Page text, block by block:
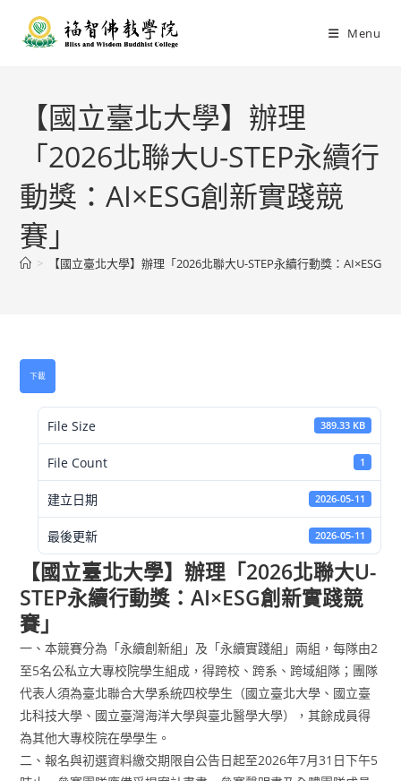
Menu
【國立臺北大學】辦理
「2026北聯大U-STEP永續行
動獎：AI×ESG創新實踐競
賽」
> 【國立臺北大學】辦理「2026北聯大U-STEP永續行動獎：AI×ESG創
下載
File Size 389.33 KB
File Count 1
建立日期 2026-05-11
最後更新 2026-05-11
【國立臺北大學】辦理「2026北聯大U-
STEP永續行動獎：AI×ESG創新實踐競
賽」
一、本競賽分為「永續創新組」及「永續實踐組」兩組，每隊由2
至5名公私立大專校院學生組成，得跨校、跨系、跨域組隊；團隊
代表人須為臺北聯合大學系統四校學生（國立臺北大學、國立臺
北科技大學、國立臺灣海洋大學與臺北醫學大學），其餘成員得
為其他大專校院在學學生。
二、報名與初選資料繳交期限自公告日起至2026年7月31日下午5